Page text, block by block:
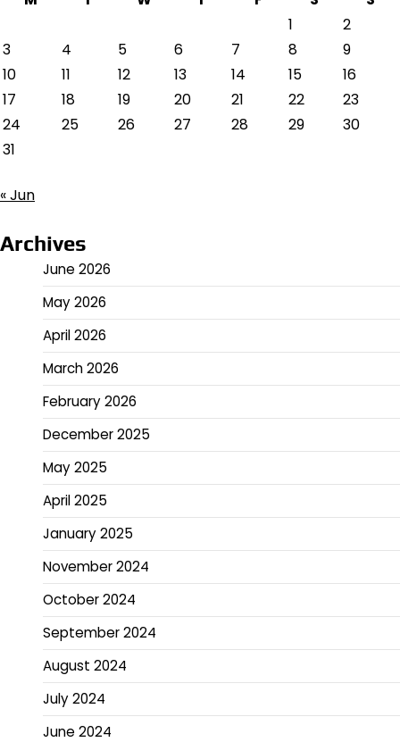
1
2
3
4 5 6 7 8
9
10
11 12 13 14 15
16
17
18 19 20 21 22
23
24
25 26 27 28 29
30
31
« Jun
Archives
June 2026
May 2026
April 2026
March 2026
February 2026
December 2025
May 2025
April 2025
January 2025
November 2024
October 2024
September 2024
August 2024
July 2024
June 2024